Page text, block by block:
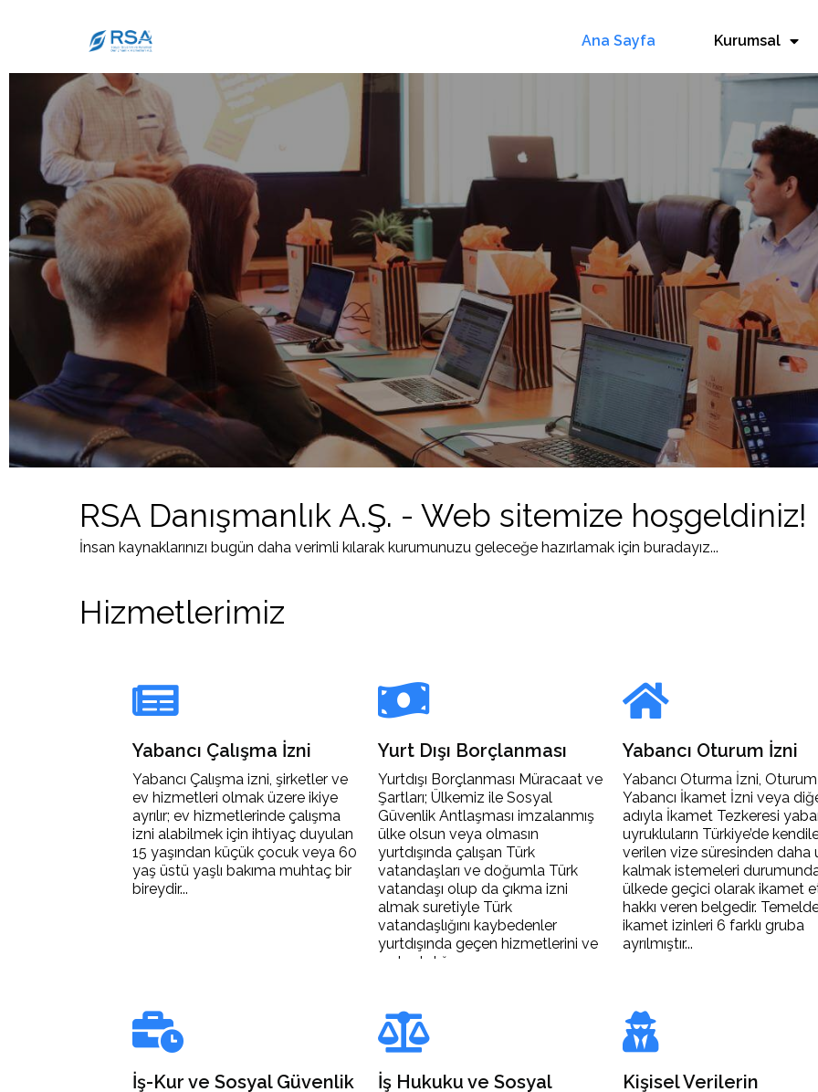
Ana Sayfa Kurumsal
RSA Danışmanlık A.Ş. - Web sitemize hoşgeldiniz!
İnsan kaynaklarınızı bugün daha verimli kılarak kurumunuzu geleceğe hazırlamak için buradayız...
Hizmetlerimiz
Blog
Yabancı Çalışma İzni
Yabancı Çalışma izni, şirketler ve
ev hizmetleri olmak üzere ikiye
ayrılır; ev hizmetlerinde çalışma
izni alabilmek için ihtiyaç duyulan
15 yaşından küçük çocuk veya 60
yaş üstü yaşlı bakıma muhtaç bir
bireydir...
Yurt Dışı Borçlanması
Yurtdışı Borçlanması Müracaat ve
Şartları; Ülkemiz ile Sosyal
Güvenlik Antlaşması imzalanmış
ülke olsun veya olmasın
yurtdışında çalışan Türk
vatandaşları ve doğumla Türk
vatandaşı olup da çıkma izni
almak suretiyle Türk
vatandaşlığını kaybedenler
yurtdışında geçen hizmetlerini ve
ev kadınlığı ...
Yabancı Oturum İzni
Yabancı Oturma İzni,
Yabancı İkamet İzni veya
adıyla İkamet Tezkeresi
uyrukluların Türkiye’de
verilen vize süresinden daha
kalmak istemeleri
ülkede geçici olarak ikamet
hakkı veren belgedir.
ikamet izinleri 6 farklı gruba
ayrılmıştır...
İş-Kur ve Sosyal Güvenlik
İş Hukuku ve Sosyal
Kişisel Verilerin